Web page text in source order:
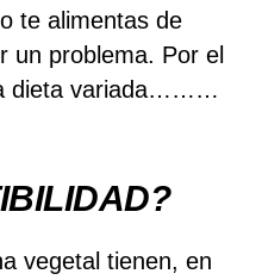
te alimentas de
un problema. Por el
dieta variada………
vegetal tienen, en